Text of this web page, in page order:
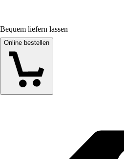
Bequem liefern lassen
Online bestellen